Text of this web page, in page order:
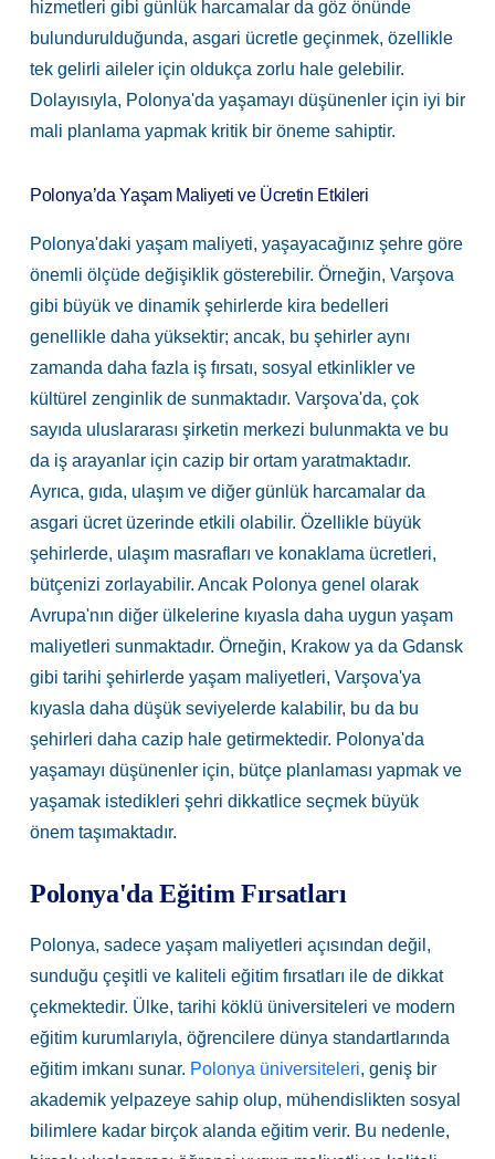
hizmetleri gibi günlük harcamalar da göz önünde
bulundurulduğunda, asgari ücretle geçinmek, özellikle
tek gelirli aileler için oldukça zorlu hale gelebilir.
Dolayısıyla, Polonya'da yaşamayı düşünenler için iyi bir
mali planlama yapmak kritik bir öneme sahiptir.
Polonya’da Yaşam Maliyeti ve Ücretin Etkileri
Polonya'daki yaşam maliyeti, yaşayacağınız şehre göre
önemli ölçüde değişiklik gösterebilir. Örneğin, Varşova
gibi büyük ve dinamik şehirlerde kira bedelleri
genellikle daha yüksektir; ancak, bu şehirler aynı
zamanda daha fazla iş fırsatı, sosyal etkinlikler ve
kültürel zenginlik de sunmaktadır. Varşova'da, çok
sayıda uluslararası şirketin merkezi bulunmakta ve bu
da iş arayanlar için cazip bir ortam yaratmaktadır.
Ayrıca, gıda, ulaşım ve diğer günlük harcamalar da
asgari ücret üzerinde etkili olabilir. Özellikle büyük
şehirlerde, ulaşım masrafları ve konaklama ücretleri,
bütçenizi zorlayabilir. Ancak Polonya genel olarak
Avrupa'nın diğer ülkelerine kıyasla daha uygun yaşam
maliyetleri sunmaktadır. Örneğin, Krakow ya da Gdansk
gibi tarihi şehirlerde yaşam maliyetleri, Varşova'ya
kıyasla daha düşük seviyelerde kalabilir, bu da bu
şehirleri daha cazip hale getirmektedir. Polonya'da
yaşamayı düşünenler için, bütçe planlaması yapmak ve
yaşamak istedikleri şehri dikkatlice seçmek büyük
önem taşımaktadır.
Polonya'da Eğitim Fırsatları
Polonya, sadece yaşam maliyetleri açısından değil,
sunduğu çeşitli ve kaliteli eğitim fırsatları ile de dikkat
çekmektedir. Ülke, tarihi köklü üniversiteleri ve modern
eğitim kurumlarıyla, öğrencilere dünya standartlarında
eğitim imkanı sunar. Polonya üniversiteleri, geniş bir
akademik yelpazeye sahip olup, mühendislikten sosyal
bilimlere kadar birçok alanda eğitim verir. Bu nedenle,